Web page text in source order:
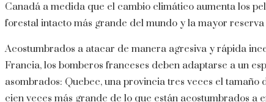
Canadá a medida que el cambio climático aumenta los
forestal intacto más grande del mundo y la mayor
Acostumbrados a atacar de manera agresiva y rápida
Francia, los bomberos franceses deben adaptarse a un
asombrados: Quebec, una provincia tres veces el
cien veces más grande de lo que están acostumbrados a